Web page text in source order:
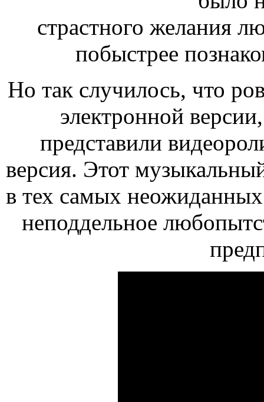
страстного желания
побыстрее
Но так случилось, что
электронной
представили
версия. Этот
в тех самых
неподдельное